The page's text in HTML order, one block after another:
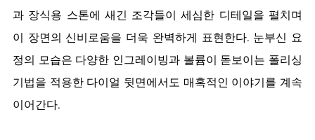
과 장식용 스톤에 새긴 조각들이 세심한 디테일을 펼치며
이 장면의 신비로움을 더욱 완벽하게 표현한다. 눈부신 요
정의 모습은 다양한 인그레이빙과 볼륨이 돋보이는 폴리싱
기법을 적용한 다이얼 뒷면에서도 매혹적인 이야기를 계속
이어간다.